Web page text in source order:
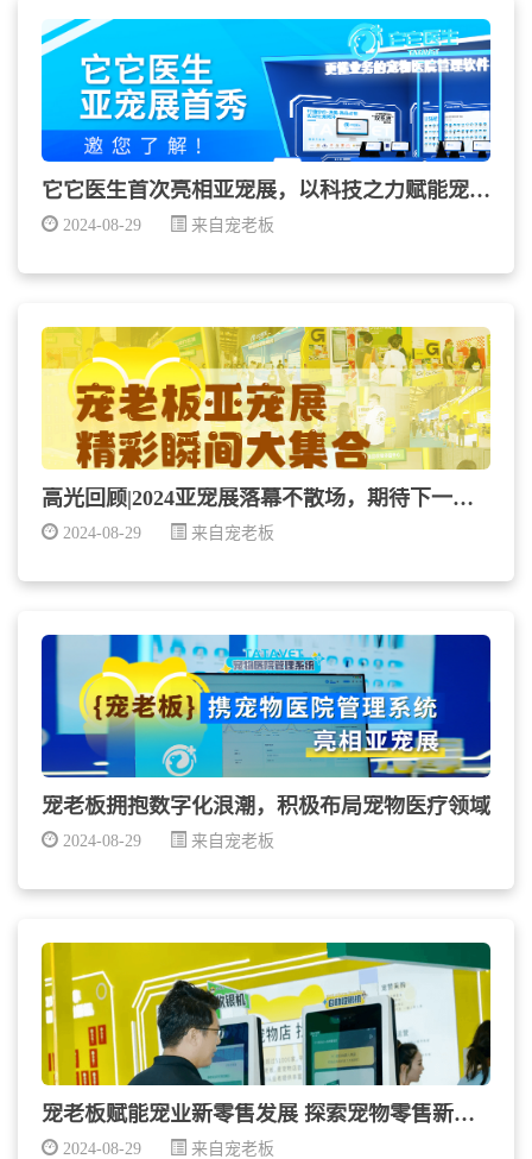
它它医生首次亮相亚宠展，以科技之力赋能宠物医院业绩...
2024-08-29 来自宠老板
高光回顾|2024亚宠展落幕不散场，期待下一次再相...
2024-08-29 来自宠老板
宠老板拥抱数字化浪潮，积极布局宠物医疗领域
2024-08-29 来自宠老板
宠老板赋能宠业新零售发展 探索宠物零售新模式
2024-08-29
来自宠老板